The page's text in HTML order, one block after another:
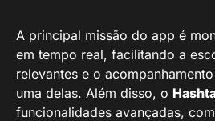
A principal missão do app é
em tempo real, facilitando a
relevantes e o
uma delas. Além disso, o
funcionalidades avançadas,